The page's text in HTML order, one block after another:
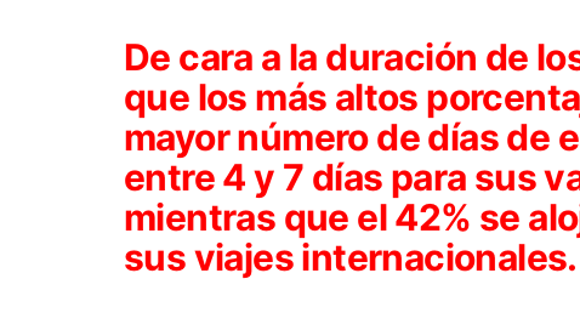
De cara a la duración de
que los más altos
mayor número de días de
entre 4 y 7 días para sus
mientras que el 42% se
sus viajes internacionales.